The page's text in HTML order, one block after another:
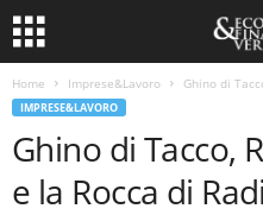
Home Imprese&Lavoro Ghino di
IMPRESE&LAVORO
Ghino di Tacco,
e la Rocca di